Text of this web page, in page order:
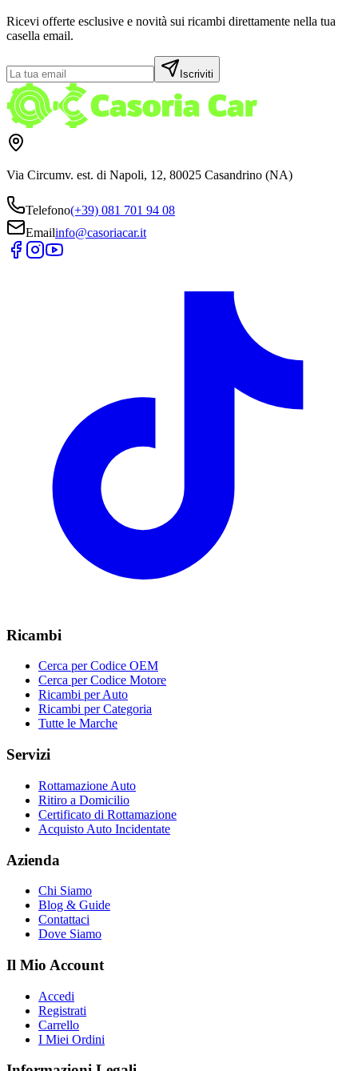
Ricevi offerte esclusive e novità sui ricambi direttamente nella tua
casella email.
Iscriviti
Via Circumv. est. di Napoli, 12, 80025 Casandrino (NA)
Telefono(+39) 081 701 94 08
Emailinfo@casoriacar.it
Ricambi
Cerca per Codice OEM
Cerca per Codice Motore
Ricambi per Auto
Ricambi per Categoria
Tutte le Marche
Servizi
Rottamazione Auto
Ritiro a Domicilio
Certificato di Rottamazione
Acquisto Auto Incidentate
Azienda
Chi Siamo
Blog & Guide
Contattaci
Dove Siamo
Il Mio Account
Accedi
Registrati
Carrello
I Miei Ordini